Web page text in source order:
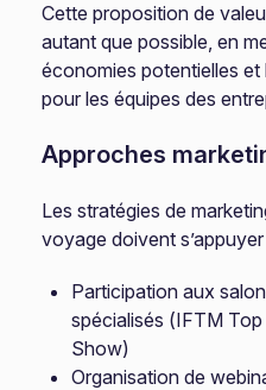
Cette proposition de
autant que possible, en
économies potentielles
pour les équipes des
Approches
Les stratégies de
voyage doivent
Participation aux
spécialisés (IFTM
Show)
Organisation de